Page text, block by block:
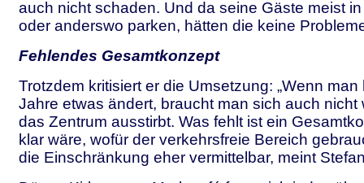
auch nicht schaden. Und da seine Gäste meist
oder anderswo parken, hätten die keine
Fehlendes Gesamtkonzept
Trotzdem kritisiert er die Umsetzung: „Wenn man
Jahre etwas ändert, braucht man sich auch nicht
das Zentrum ausstirbt. Was fehlt ist ein
klar wäre, wofür der verkehrsfreie Bereich
die Einschränkung eher vermittelbar, meint